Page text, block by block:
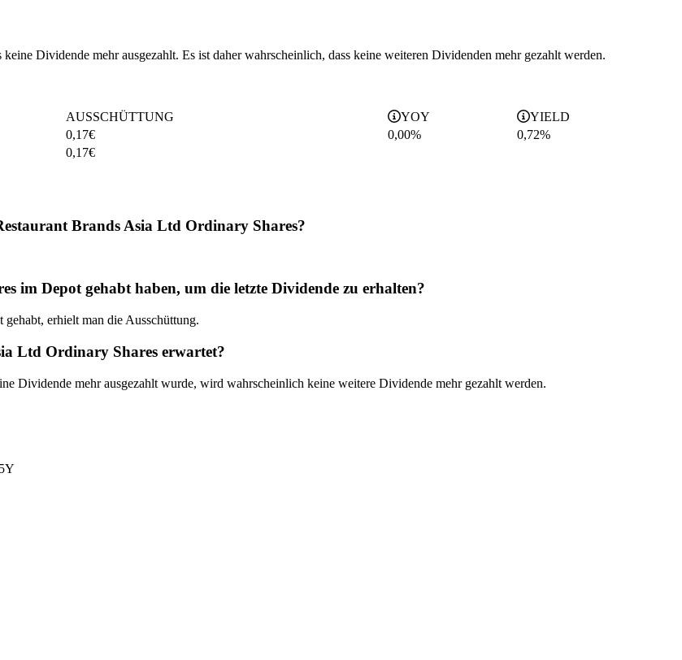
Dividende mehr ausgezahlt. Es ist daher wahrscheinlich, dass keine weiteren Dividenden mehr gezahlt werden.
AUSSCHÜTTUNG YOY
YIELD
0,17€ 0,00% 0,72%
0,17€
Brands Asia Ltd Ordinary Shares?
im Depot gehabt haben, um die letzte Dividende zu erhalten?
erhielt man die Ausschüttung.
Ltd Ordinary Shares erwartet?
Dividende mehr ausgezahlt wurde, wird wahrscheinlich keine weitere Dividende mehr gezahlt werden.